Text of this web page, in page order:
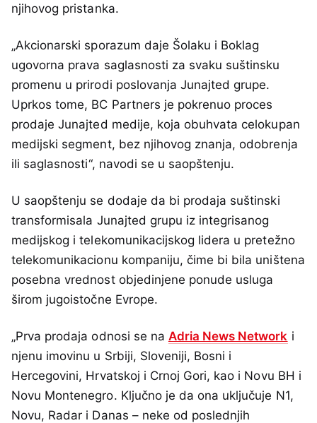
njihovog pristanka.
„Akcionarski sporazum daje Šolaku i Boklag
ugovorna prava saglasnosti za svaku suštinsku
promenu u prirodi poslovanja Junajted grupe.
Uprkos tome, BC Partners je pokrenuo proces
prodaje Junajted medije, koja obuhvata celokupan
medijski segment, bez njihovog znanja, odobrenja
ili saglasnosti“, navodi se u saopštenju.
U saopštenju se dodaje da bi prodaja suštinski
transformisala Junajted grupu iz integrisanog
medijskog i telekomunikacijskog lidera u pretežno
telekomunikacionu kompaniju, čime bi bila uništena
posebna vrednost objedinjene ponude usluga
širom jugoistočne Evrope.
„Prva prodaja odnosi se na Adria News Network i
njenu imovinu u Srbiji, Sloveniji, Bosni i
Hercegovini, Hrvatskoj i Crnoj Gori, kao i Novu BH i
Novu Montenegro. Ključno je da ona uključuje N1,
Novu, Radar i Danas – neke od poslednjih